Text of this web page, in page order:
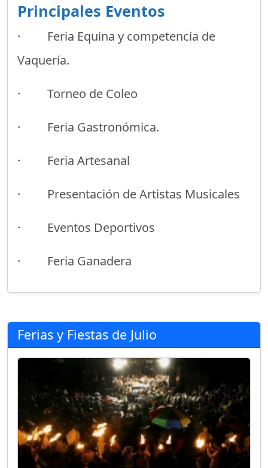
Principales Eventos
· Feria Equina y competencia de
Vaquería.
· Torneo de Coleo
· Feria Gastronómica.
· Feria Artesanal
· Presentación de Artistas Musicales
· Eventos Deportivos
· Feria Ganadera
Ferias y Fiestas de Julio